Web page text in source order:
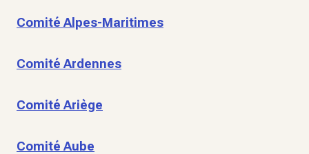
Comité Alpes-Maritimes
Comité Ardennes
Comité Ariège
Comité Aube